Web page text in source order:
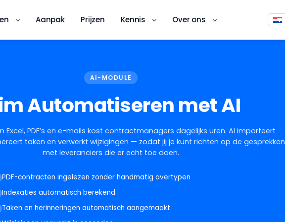
Digitale kwaliteitsinspectie ter plekke
Aanpak Prijzen Kennis Over ons
AI-MODULE
Automatiseren met AI
PDF’s en e-mails kost contractmanagers dagelijks uren. AI importeert
taken en verwerkt wijzigingen — zodat jij je kunt richten op de gesprekken
met leveranciers die er echt toe doen.
PDF-contracten ingelezen zonder handmatig overtypen
Indexaties automatisch berekend
Taken en herinneringen automatisch aangemaakt